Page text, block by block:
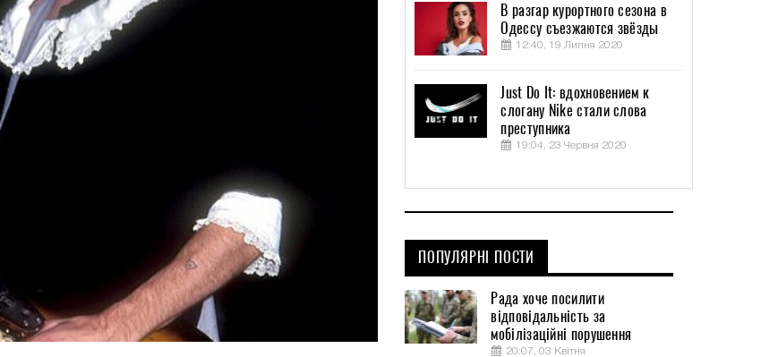
В разгар курортного сезона в
Одессу съезжаются звёзды
12:40, 19 Липня 2020
Just Do It: вдохновением к
слогану Nike стали слова
преступника
19:04, 23 Червня 2020
ПОПУЛЯРНІ ПОСТИ
Рада хоче посилити
відповідальність за
мобілізаційні порушення
20:07, 03 Квітня